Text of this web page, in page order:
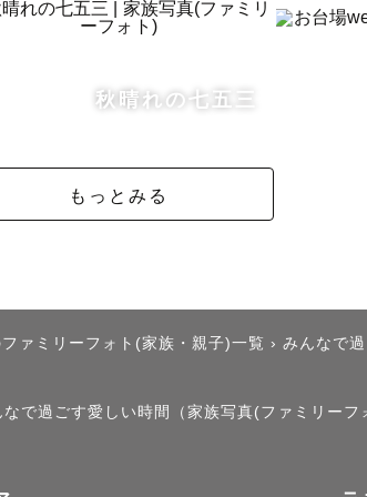
秋晴れの七五三
もっとみる
ァミリーフォト(家族・親子)一覧 › みんなで
で過ごす愛しい時間（家族写真(ファミリーフ